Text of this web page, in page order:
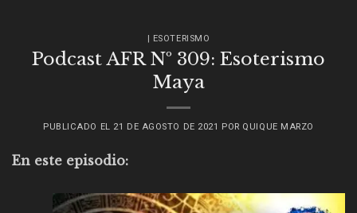
| ESOTERISMO
Podcast AFR Nº 309: Esoterismo
Maya
PUBLICADO EL 21 DE AGOSTO DE 2021 POR QUIQUE MARZO
En este episodio: